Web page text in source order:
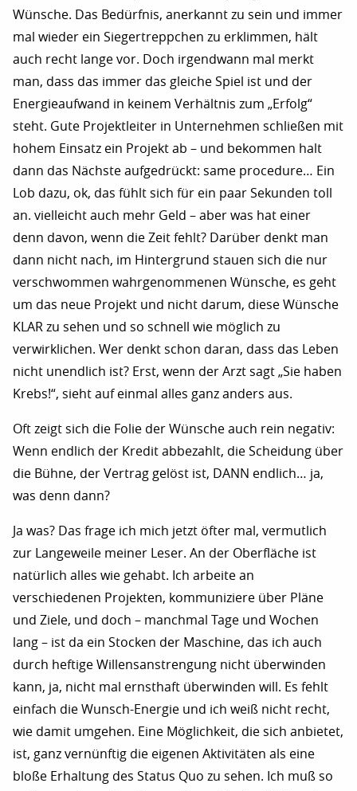
Wünsche. Das Bedürfnis, anerkannt zu sein und immer
mal wieder ein Siegertreppchen zu erklimmen, hält
auch recht lange vor. Doch irgendwann mal merkt
man, dass das immer das gleiche Spiel ist und der
Energieaufwand in keinem Verhältnis zum „Erfolg“
steht. Gute Projektleiter in Unternehmen schließen mit
hohem Einsatz ein Projekt ab – und bekommen halt
dann das Nächste aufgedrückt: same procedure… Ein
Lob dazu, ok, das fühlt sich für ein paar Sekunden toll
an. vielleicht auch mehr Geld – aber was hat einer
denn davon, wenn die Zeit fehlt? Darüber denkt man
dann nicht nach, im Hintergrund stauen sich die nur
verschwommen wahrgenommenen Wünsche, es geht
um das neue Projekt und nicht darum, diese Wünsche
KLAR zu sehen und so schnell wie möglich zu
verwirklichen. Wer denkt schon daran, dass das Leben
nicht unendlich ist? Erst, wenn der Arzt sagt „Sie haben
Krebs!“, sieht auf einmal alles ganz anders aus.
Oft zeigt sich die Folie der Wünsche auch rein negativ:
Wenn endlich der Kredit abbezahlt, die Scheidung über
die Bühne, der Vertrag gelöst ist, DANN endlich… ja,
was denn dann?
Ja was? Das frage ich mich jetzt öfter mal, vermutlich
zur Langeweile meiner Leser. An der Oberfläche ist
natürlich alles wie gehabt. Ich arbeite an
verschiedenen Projekten, kommuniziere über Pläne
und Ziele, und doch – manchmal Tage und Wochen
lang – ist da ein Stocken der Maschine, das ich auch
durch heftige Willensanstrengung nicht überwinden
kann, ja, nicht mal ernsthaft überwinden will. Es fehlt
einfach die Wunsch-Energie und ich weiß nicht recht,
wie damit umgehen. Eine Möglichkeit, die sich anbietet,
ist, ganz vernünftig die eigenen Aktivitäten als eine
bloße Erhaltung des Status Quo zu sehen. Ich muß so